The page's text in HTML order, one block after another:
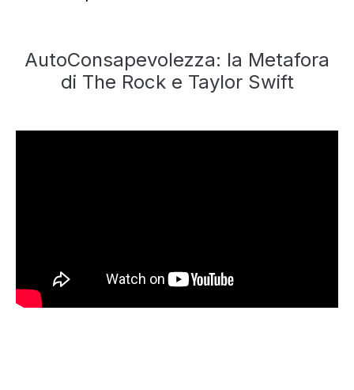
AutoConsapevolezza: la Metafora
di The Rock e Taylor Swift